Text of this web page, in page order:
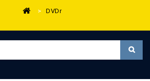
> DVDr